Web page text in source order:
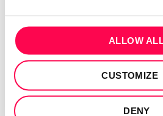
ALLOW ALL
CUSTOMIZE
DENY
Recuperar Password